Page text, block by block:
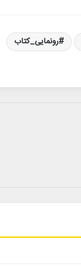
رونمایی_کتاب